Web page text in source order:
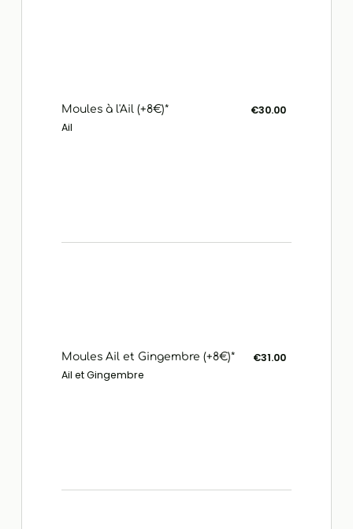
Moules à l'Ail (+8€)*
Ail
€30.00
Moules Ail et Gingembre (+8€)*
Ail et Gingembre
€31.00